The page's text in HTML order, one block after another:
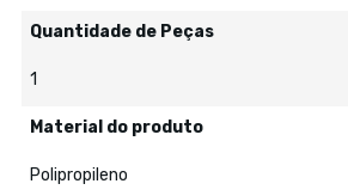
Quantidade de Peças
1
Material do produto
Polipropileno